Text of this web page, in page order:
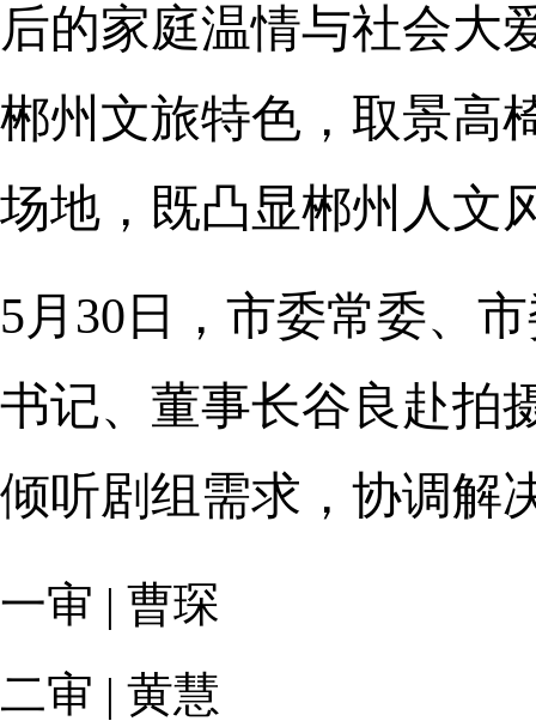
后的家庭温情与社会大
郴州文旅特色，取景高
场地，既凸显郴州人文
5月30日，市委常委、
书记、董事长谷良赴拍
倾听剧组需求，协调解
一审 | 曹琛
二审 | 黄慧